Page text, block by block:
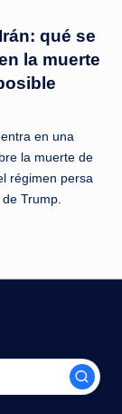
qué se
la muerte
en una
la muerte de
régimen persa
Trump.